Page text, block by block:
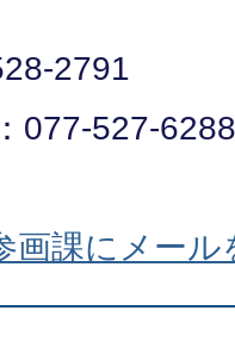
2791
077-527-6288
画課にメール